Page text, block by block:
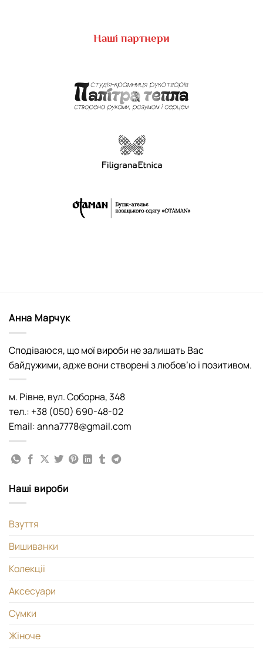
Наші партнери
Анна Марчук
Сподіваюся, що мої вироби не залишать Вас
байдужими, адже вони створені з любов’ю і позитивом.
м. Рівне, вул. Соборна, 348
тел.: +38 (050) 690-48-02
Email: anna7778@gmail.com
Наші вироби
Взуття
Вишиванки
Колекціі
Аксесуари
Сумки
Жіноче